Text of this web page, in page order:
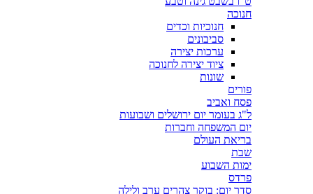
חנוכה
חנוכיות וכדים
סביבונים
ערכות יצירה
ציוד יצירה לחנוכה
שונות
פורים
פסח ואביב
ל"ג בעומר יום ירושלים ושבועות
יום המשפחה וחברות
בריאת העולם
שבת
ימות השבוע
פרדס
סדר יום: בוקר צהרים ערב ולילה